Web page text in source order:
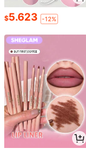
$5.623 -12%